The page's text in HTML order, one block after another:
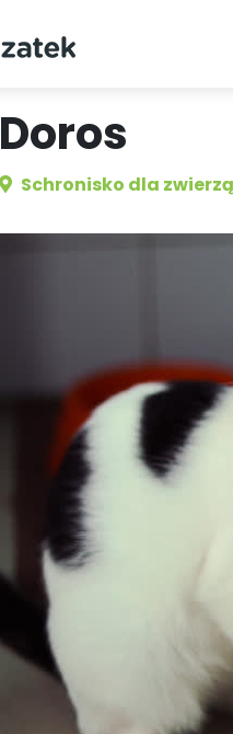
Doros
Schronisko dla